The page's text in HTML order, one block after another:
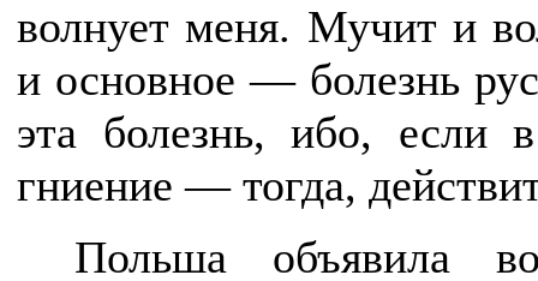
волнует меня. Мучит и
и основное — болезнь
эта болезнь, ибо, если
гниение — тогда,
Польша объявила